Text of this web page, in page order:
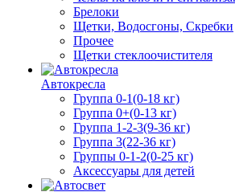
Брелоки
Щетки, Водосгоны, Скребки
Прочее
Щетки стеклоочистителя
Автокресла
Группа 0-1(0-18 кг)
Группа 0+(0-13 кг)
Группа 1-2-3(9-36 кг)
Группа 3(22-36 кг)
Группы 0-1-2(0-25 кг)
Аксессуары для детей